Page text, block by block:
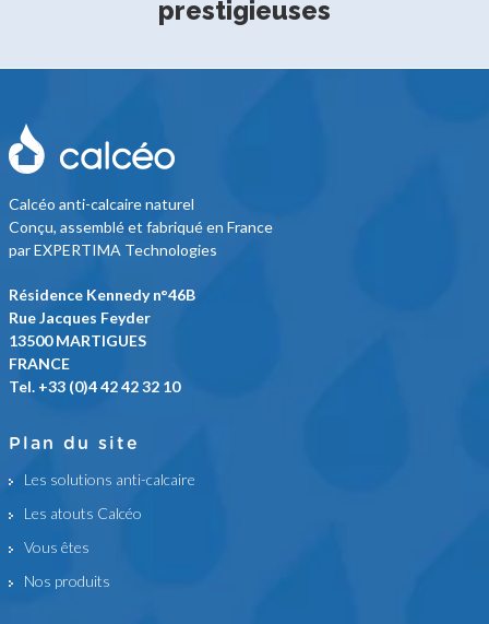
prestigieuses
Calcéo anti-calcaire naturel
Conçu, assemblé et fabriqué en France
par EXPERTIMA Technologies
Résidence Kennedy n°46B
Rue Jacques Feyder
13500 MARTIGUES
FRANCE
Tel. +33 (0)4 42 42 32 10
Plan du site
Les solutions anti-calcaire
Les atouts Calcéo
Vous êtes
Nos produits